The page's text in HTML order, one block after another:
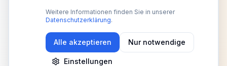
Weitere Informationen finden Sie in unserer
Datenschutzerklärung.
Alle akzeptieren Nur notwendige
Einstellungen